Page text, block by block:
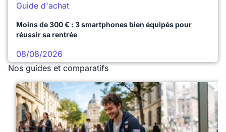
Guide d'achat
Moins de 300 € : 3 smartphones bien équipés pour
réussir sa rentrée
08/08/2026
Nos guides et comparatifs